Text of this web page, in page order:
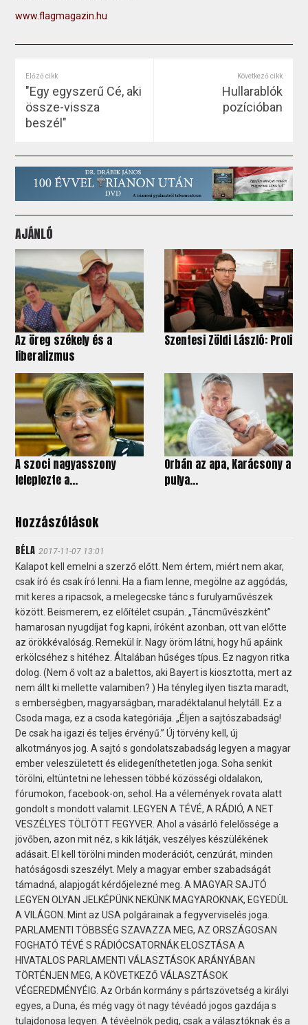
www.flagmagazin.hu
Előző cikk
"Egy egyszerű Cé, aki
össze-vissza
beszél"
Következő cikk
Hullarablók
pozícióban
AJÁNLÓ
Az öreg székely és a
liberalizmus
Szentesi Zöldi László: Proli
A szoci nagyasszony
leleplezte a...
Orbán az apa, Karácsony a
pulya...
Hozzászólások
BÉLA 2017-11-07 13:01
Kalapot kell emelni a szerző előtt. Nem értem, miért nem akar,
csak író és csak író lenni. Ha a fiam lenne, megölne az aggódás,
mit keres a ripacsok, a melegecske tánc s furulyaművészek
között. Beismerem, ez előítélet csupán. „Táncművészként”
hamarosan nyugdíjat fog kapni, íróként azonban, ott van előtte
az örökkévalóság. Remekül ír. Nagy öröm látni, hogy hű apáink
erkölcséhez s hitéhez. Általában hűséges típus. Ez nagyon ritka
dolog. (Nem ő volt az a balettos, aki Bayert is kiosztotta, mert az
nem állt ki mellette valamiben? ) Ha tényleg ilyen tiszta maradt,
s emberségben, magyarságban, maradéktalanul helytáll. Ez a
Csoda maga, ez a csoda kategóriája. „Éljen a sajtószabadság!
De csak ha igazi és teljes érvényű.” Új törvény kell, új
alkotmányos jog. A sajtó s gondolatszabadság legyen a magyar
ember veleszületett és elidegeníthetetlen joga. Soha senkit
törölni, eltüntetni ne lehessen többé közösségi oldalakon,
fórumokon, facebook-on, sehol. Ha a vélemények rovata alatt
gondolt s mondott valamit. LEGYEN A TÉVÉ, A RÁDIÓ, A NET
VESZÉLYES TÖLTÖTT FEGYVER. Ahol a vásárló felelőssége a
jövőben, azon mit néz, s kik látják, veszélyes készülékének
adásait. El kell törölni minden moderációt, cenzúrát, minden
hatóságosdi szeszélyt. Mely a magyar ember szabadságát
támadná, alapjogát kérdőjelezné meg. A MAGYAR SAJTÓ
LEGYEN OLYAN JELKÉPÜNK NEKÜNK MAGYAROKNAK, EGYEDÜL
A VILÁGON. Mint az USA polgárainak a fegyverviselés joga.
PARLAMENTI TÖBBSÉG SZAVAZZA MEG, AZ ORSZÁGOSAN
FOGHATÓ TÉVÉ S RÁDIÓCSATORNÁK ELOSZTÁSA A
HIVATALOS PARLAMENTI VÁLASZTÁSOK ARÁNYÁBAN
TÖRTÉNJEN MEG, A KÖVETKEZŐ VÁLASZTÁSOK
VÉGEREDMÉNYÉIG. Az Orbán kormány s pártszövetség a királyi
egyes, a Duna, és még vagy öt nagy tévéadó jogos gazdája s
tulajdonosa legyen. A tévéelnök pedig, csak a választóknak és a